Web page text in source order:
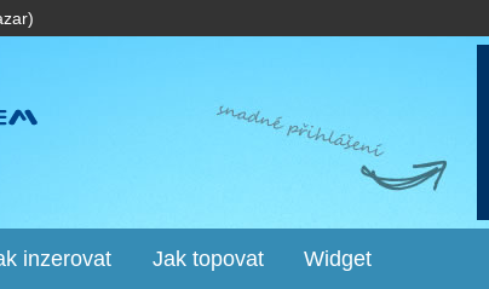
inzerovat Jak topovat Widget